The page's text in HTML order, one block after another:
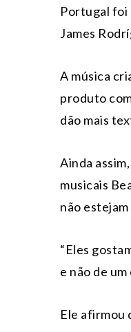
Portugal foi
James
A música
produto
dão mais
Ainda
musicais
não
“Eles
e não de
Ele afirmou